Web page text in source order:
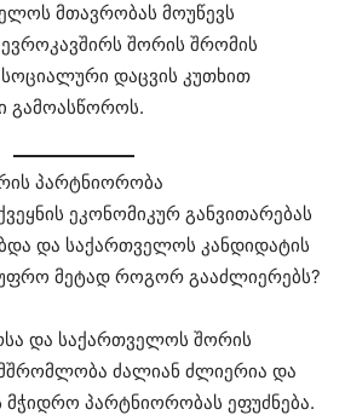
მთავრობას მოუწევს
შორის შრომის
დაცვის კუთხით
გამოასწოროს.
პარტნიორობა
ეკონომიკურ განვითარებას
და საქართველოს კანდიდატის
უფრო მეტად როგორ გააძლიერებს?
და საქართველოს შორის
ძალიან ძლიერია და
მჭიდრო პარტნიორობას ეფუძნება.